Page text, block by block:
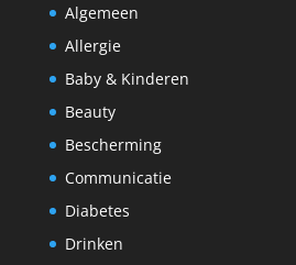
Algemeen
Allergie
Baby & Kinderen
Beauty
Bescherming
Communicatie
Diabetes
Drinken